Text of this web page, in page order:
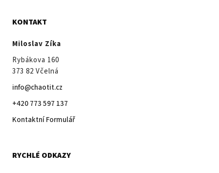
KONTAKT
Miloslav Zíka
Rybákova 160
373 82 Včelná
info@chaotit.cz
+420 773 597 137
Kontaktní Formulář
RYCHLÉ ODKAZY